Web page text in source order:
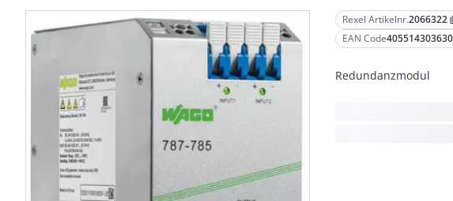
Rexel Artikelnr.2066322
EAN Code
Redundanzmodul